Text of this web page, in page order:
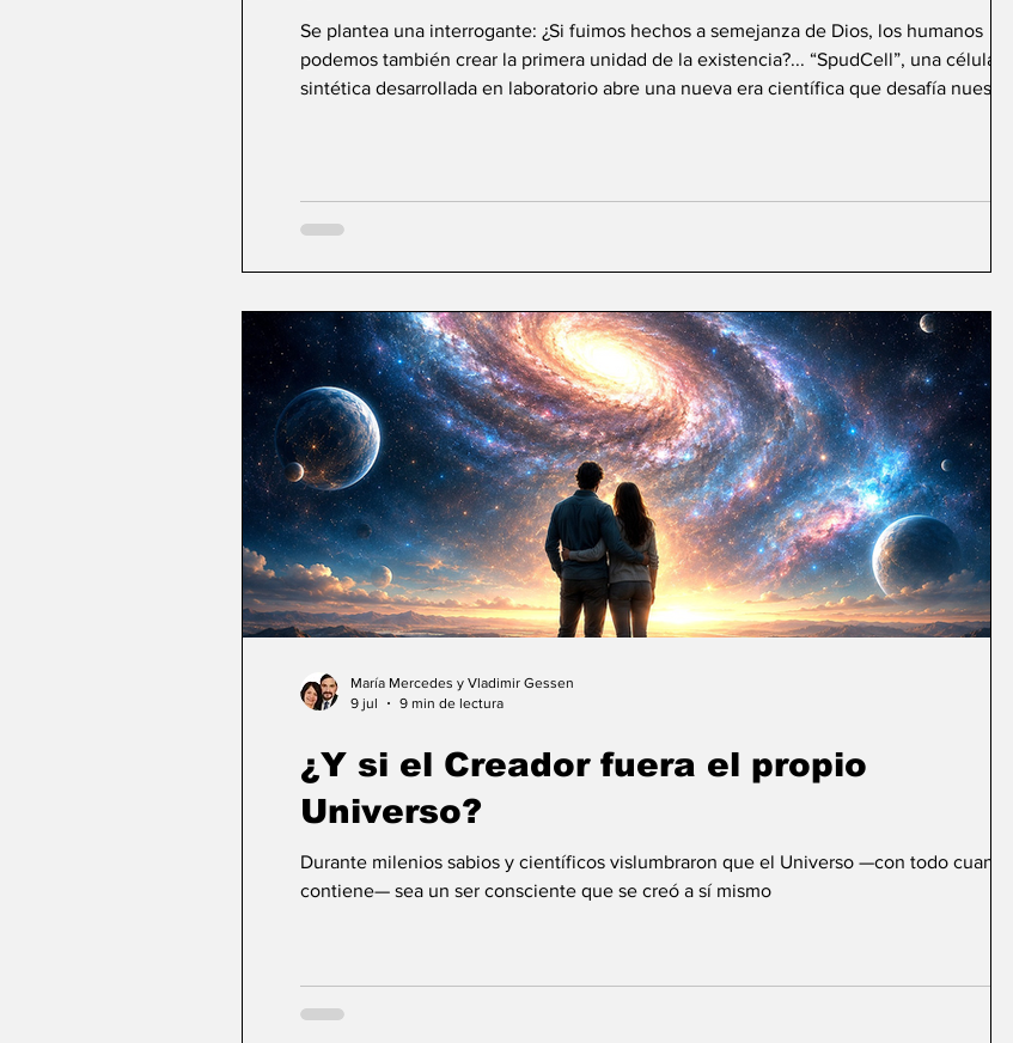
Se plantea una interrogante: ¿Si fuimos hechos a semejanza de Dios, los humanos
podemos también crear la primera unidad de la existencia?... “SpudCell”, una célula
sintética desarrollada en laboratorio abre una nueva era científica que desafía nuestras
¿Y si el Creador fuera el propio
Universo?
Durante milenios sabios y científicos vislumbraron que el Universo —con todo cuanto
contiene— sea un ser consciente que se creó a sí mismo
María Mercedes y Vladimir Gessen
9 jul
9 min de lectura